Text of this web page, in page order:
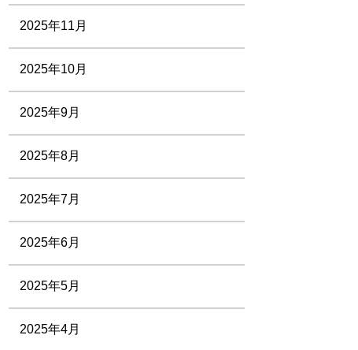
2025年11月
2025年10月
2025年9月
2025年8月
2025年7月
2025年6月
2025年5月
2025年4月